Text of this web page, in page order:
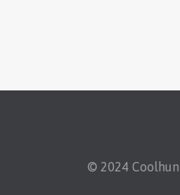
© 2024